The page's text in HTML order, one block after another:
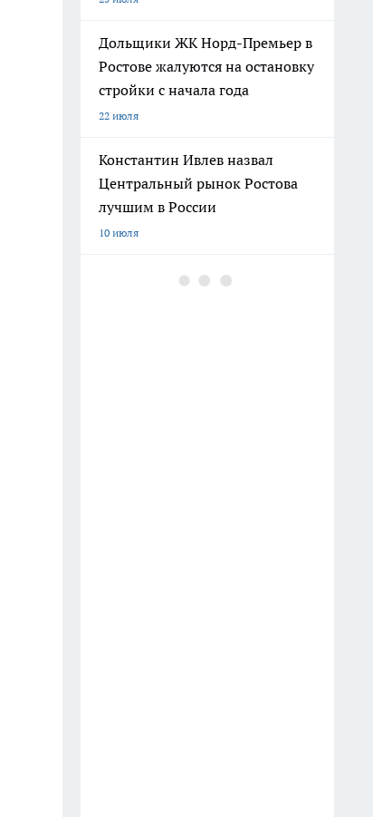
Дольщики ЖК Норд-Премьер в
Ростове жалуются на остановку
стройки с начала года
22 июля
Константин Ивлев назвал
Центральный рынок Ростова
лучшим в России
10 июля
Погибшего на СВО Андрея